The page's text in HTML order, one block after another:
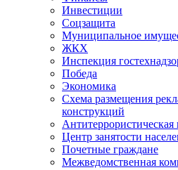
Инвестиции
Соцзащита
Муниципальное
ЖКХ
Инспекция
Победа
Экономика
Схема размещения
конструкций
Антитеррористическая
Центр занятости
Почетные граждане
Межведомственная